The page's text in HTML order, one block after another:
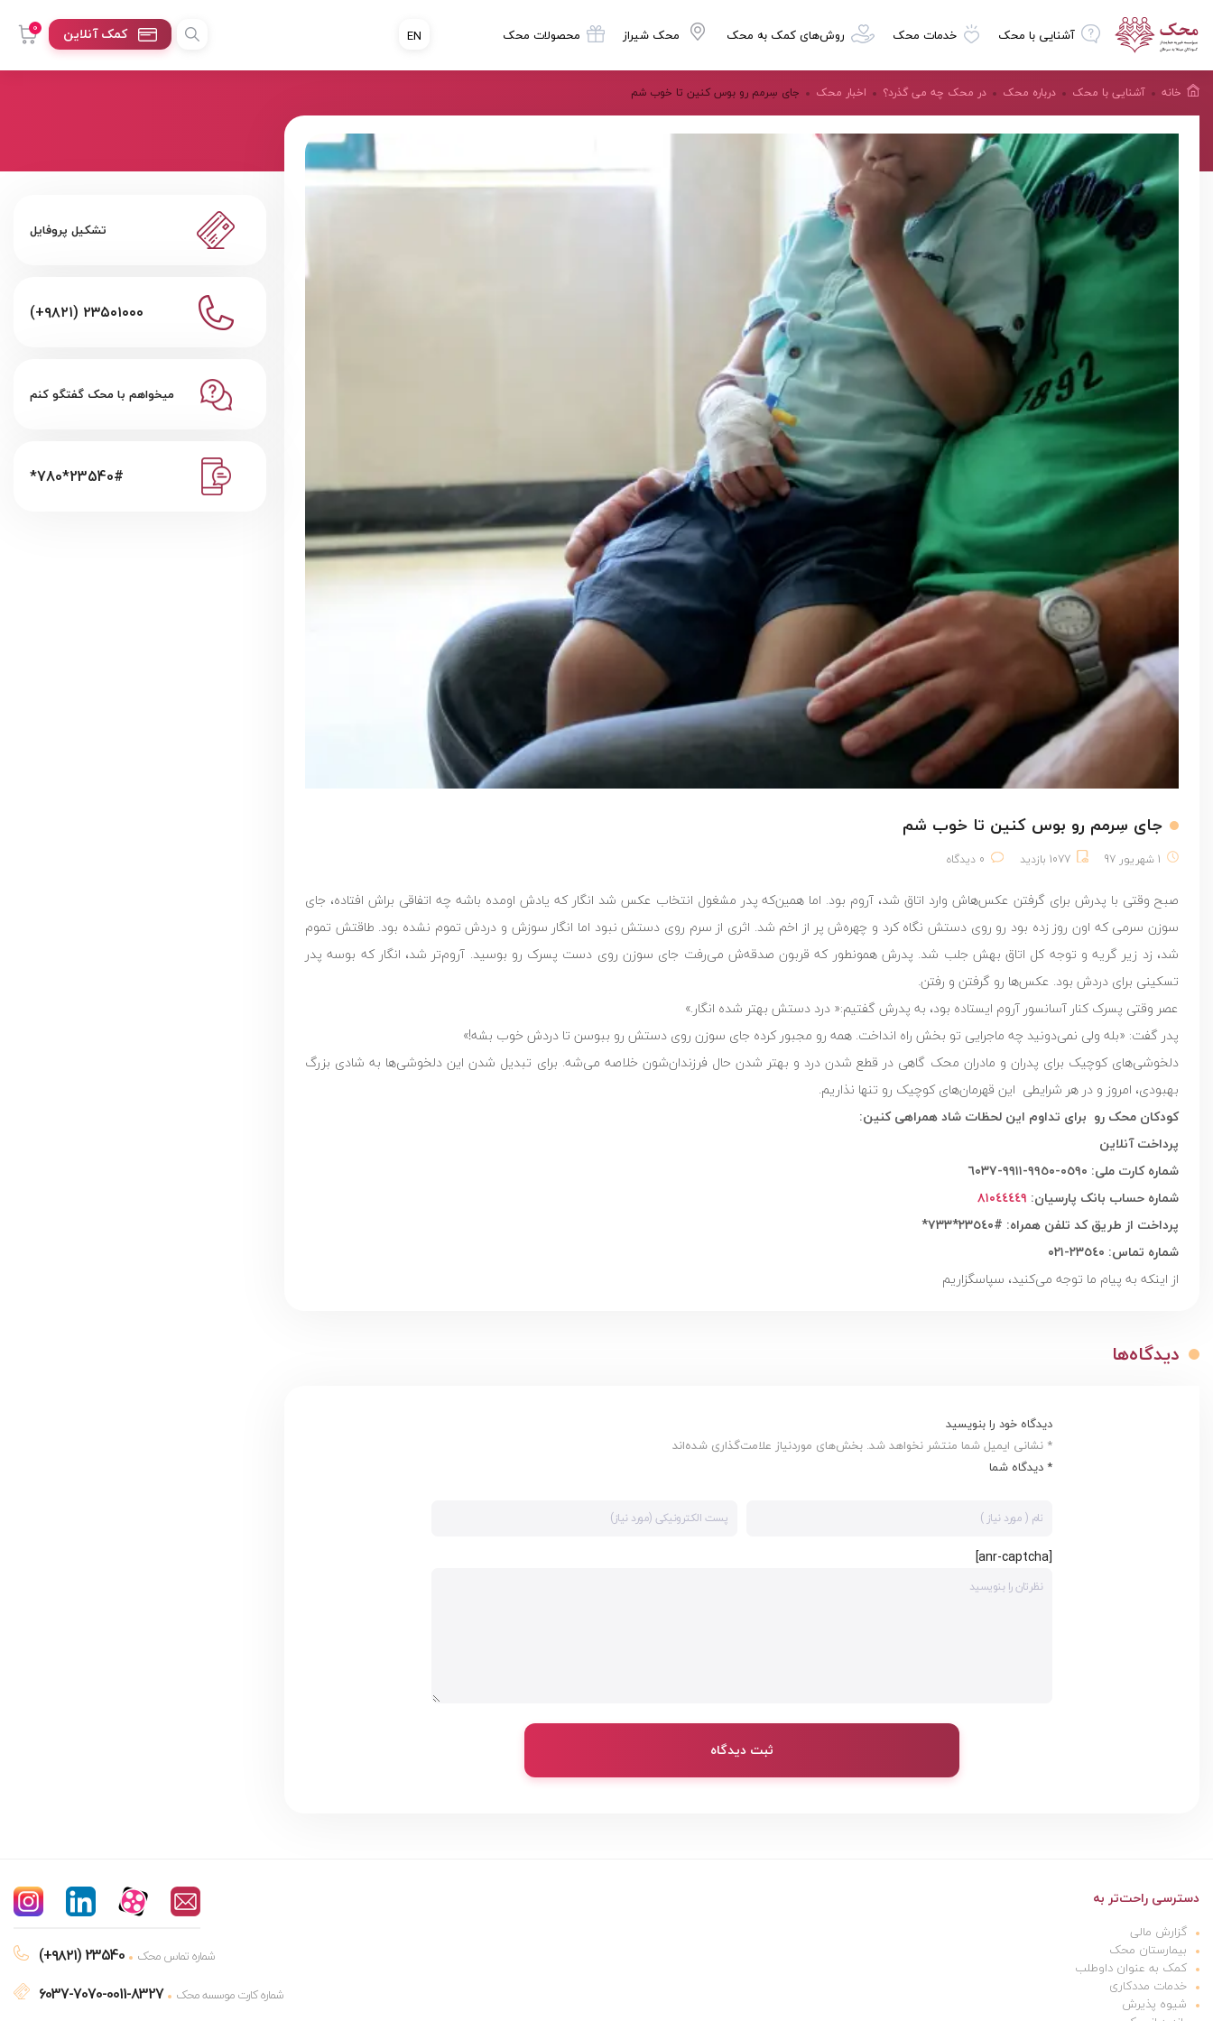
آشنایی با محک خدمات محک روش‌های کمک به محک محک شیراز محصولات محک 0 کمک آنلاین EN
خانه آشنایی با محک درباره محک در محک چه می گذرد؟ اخبار محک جای سِرمم رو بوس کنین تا خوب شم
جای سِرمم رو بوس کنین تا خوب شم
1 شهریور 97 1077 بازدید 0 دیدگاه
صبح وقتی با پدرش برای گرفتن عکس‌هاش وارد اتاق شد، آروم بود. اما همین‌که پدر مشغول انتخاب عکس شد انگار که یادش اومده باشه چه اتفاقی براش افتاده، جای
سوزن سرمی که اون روز زده بود رو روی دستش نگاه کرد و چهره‌ش پر از اخم شد. اثری از سرم روی دستش نبود اما انگار سوزش و دردش تموم نشده بود. طاقتش تموم
شد، زد زیر گریه و توجه کل اتاق بهش جلب شد. پدرش همونطور که قربون صدقه‌ش می‌رفت جای سوزن روی دست پسرک رو بوسید. آروم‌تر شد، انگار که بوسه پدر
تسکینی برای دردش بود. عکس‌ها رو گرفتن و رفتن.
عصر وقتی پسرک کنار آسانسور آروم ایستاده بود، به پدرش گفتیم:« درد دستش بهتر شده انگار.»
پدر گفت: «بله ولی نمی‌دونید چه ماجرایی تو بخش راه انداخت. همه رو مجبور کرده جای سوزن روی دستش رو ببوسن تا دردش خوب بشه!»
دلخوشی‌های کوچیک برای پدران و مادران محک گاهی در قطع شدن درد و بهتر شدن حال فرزندان‌شون خلاصه می‌شه. برای تبدیل شدن این دلخوشی‌ها به شادی بزرگ
بهبودی، امروز و در هر شرایطی این قهرمان‌‌های کوچیک رو تنها نذاریم.
کودکان محک رو برای تداوم این لحظات شاد همراهی کنین:
پرداخت آنلاین
شماره کارت ملی: ٠٥٩٠-٩٩٥٠-٩٩١١-٦٠٣٧
شماره حساب بانک پارسيان: ٨١٠٤٤٤٤٩
پرداخت از طریق کد تلفن همراه: #٢٣٥٤٠*٧٣٣*
شماره تماس: ٢٣٥٤٠-٠٢١
از اینکه به پیام ما توجه می‌کنید، سپاسگزاریم
دیدگاه‌ها
دیدگاه خود را بنویسید
* نشانی ایمیل شما منتشر نخواهد شد. بخش‌های موردنیاز علامت‌گذاری شده‌اند
* دیدگاه شما
[anr-captcha]
ثبت دیدگاه
تشکیل پروفایل
(+۹۸۲۱) ۲۳۵۰۱۰۰۰
میخواهم با محک گفتگو کنم
*780*23540#
دسترسی راحت‌تر به
گزارش مالی
بیمارستان محک
کمک به عنوان داوطلب
خدمات مددکاری
شیوه پذیرش
(+۹۸۲۱) 23540 شماره تماس محک
6037-7070-0011-8327 شماره کارت موسسه محک